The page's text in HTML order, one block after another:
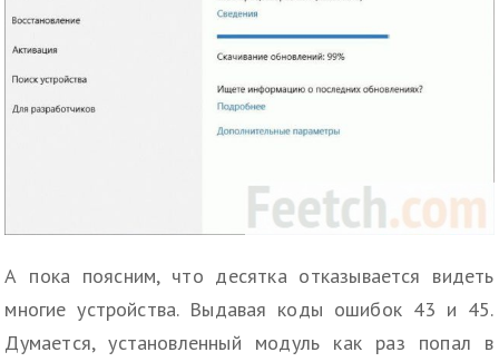
А пока поясним, что десятка отказывается видеть
многие устройства. Выдавая коды ошибок 43 и 45.
Думается, установленный модуль как раз попал в